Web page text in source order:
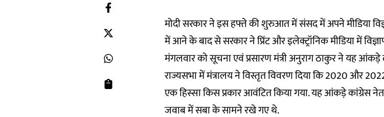
मोदी सरकार ने इस हफ्ते की शुरुआत में संसद में अपने मीडिया
में आने के बाद से सरकार ने प्रिंट और इलेक्ट्रॉनिक मीडिया में
मंगलवार को सूचना एवं प्रसारण मंत्री अनुराग ठाकुर ने यह
राज्यसभा में मंत्रालय ने विस्तृत विवरण दिया कि 2020 और
एक हिस्सा किस प्रकार आवंटित किया गया. यह आंकड़े कांग्रेस
जवाब में सबा के सामने रखे गए थे.